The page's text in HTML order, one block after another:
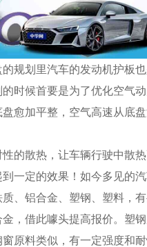
规划里汽车的发动机护板
时候首要是为了优化空气
愈加平整，空气高速从底
的散热，让车辆行驶中散
到一定的效果！如今多见的
、铝合金、塑钢、塑料，
，借此噱头提高报价。塑
原料类似，有一定强度和耐